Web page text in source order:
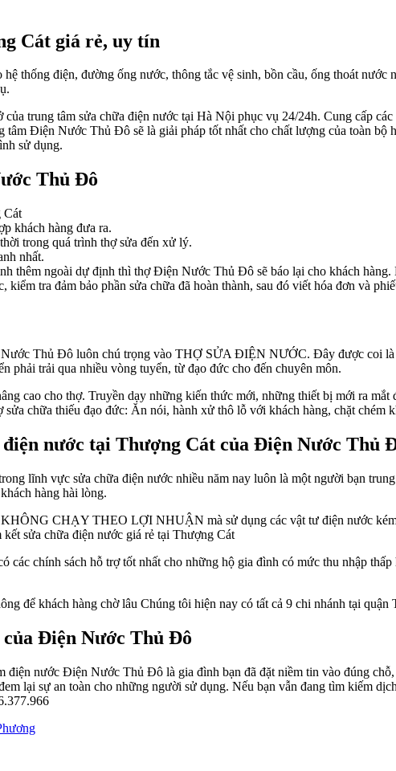
Cát giá rẻ, uy tín
thống điện, đường ống nước, thông tắc vệ sinh, bồn cầu, ống thoát
trung tâm sửa chữa điện nước tại Hà Nội phục vụ 24/24h. Cung cấp
Điện Nước Thủ Đô sẽ là giải pháp tốt nhất cho chất lượng của toàn bộ
sử dụng.
Thủ Đô
Cát
khách hàng đưa ra.
trong quá trình thợ sửa đến xử lý.
nhất.
thêm ngoài dự định thì thợ Điện Nước Thủ Đô sẽ báo lại cho khách
tra đảm bảo phần sửa chữa đã hoàn thành, sau đó viết hóa đơn và
Thủ Đô luôn chú trọng vào THỢ SỬA ĐIỆN NƯỚC. Đây được coi là
phải trải qua nhiều vòng tuyển, từ đạo đức cho đến chuyên môn.
cao cho thợ. Truyền dạy những kiến thức mới, những thiết bị mới ra
chữa thiếu đạo đức: Ăn nói, hành xử thô lỗ với khách hàng, chặt chém
điện nước tại Thượng Cát của Điện Nước Thủ
lĩnh vực sửa chữa điện nước nhiều năm nay luôn là một người bạn
hàng hài lòng.
CHẠY THEO LỢI NHUẬN mà sử dụng các vật tư điện nước
sửa chữa điện nước giá rẻ tại Thượng Cát
chính sách hỗ trợ tốt nhất cho những hộ gia đình có mức thu nhập
để khách hàng chờ lâu Chúng tôi hiện nay có tất cả 9 chi nhánh tại
Điện Nước Thủ Đô
nước Điện Nước Thủ Đô là gia đình bạn đã đặt niềm tin vào đúng
lại sự an toàn cho những người sử dụng. Nếu bạn vẫn đang tìm kiếm